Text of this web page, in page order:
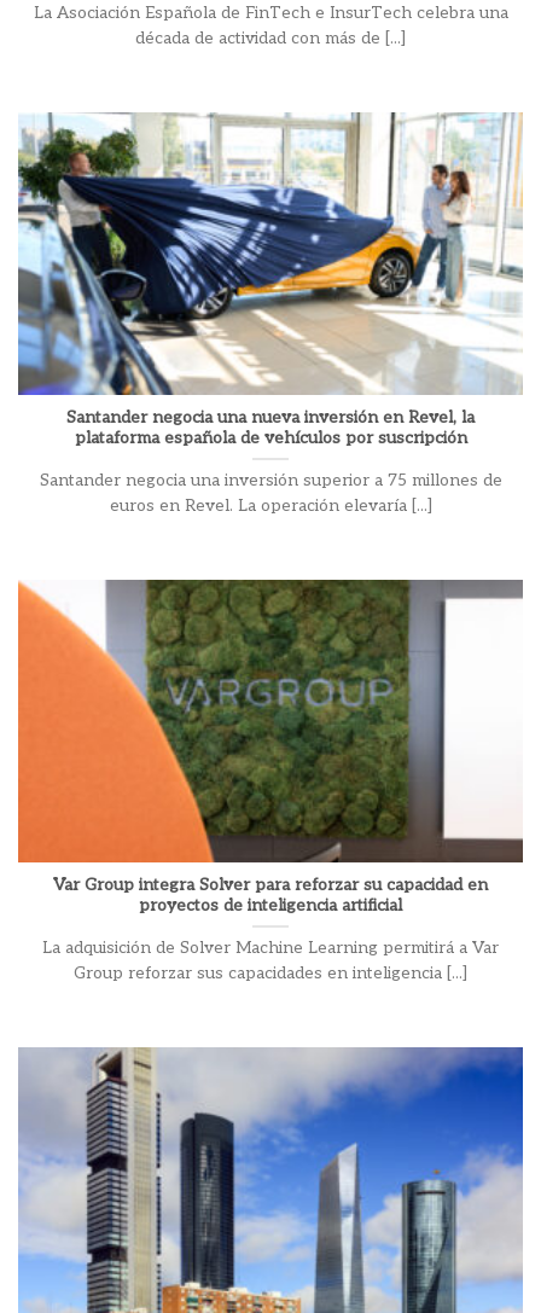
La Asociación Española de FinTech e InsurTech celebra una
década de actividad con más de [...]
Santander negocia una nueva inversión en Revel, la
plataforma española de vehículos por suscripción
Santander negocia una inversión superior a 75 millones de
euros en Revel. La operación elevaría [...]
Var Group integra Solver para reforzar su capacidad en
proyectos de inteligencia artificial
La adquisición de Solver Machine Learning permitirá a Var
Group reforzar sus capacidades en inteligencia [...]